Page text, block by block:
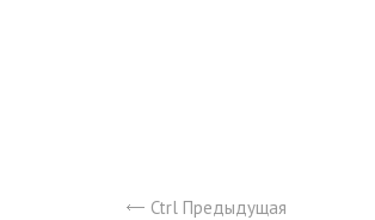
Ctrl Предыдущая